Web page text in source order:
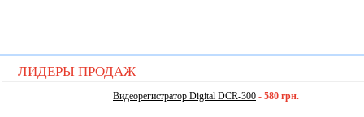
ЛИДЕРЫ ПРОДАЖ
Видеорегистратор Digital DCR-300 - 580 грн.